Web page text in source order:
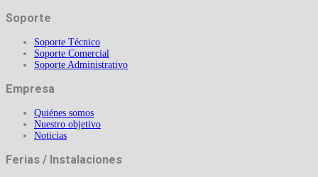
Soporte
Soporte Técnico
Soporte Comercial
Soporte Administrativo
Empresa
Quiénes somos
Nuestro objetivo
Noticias
Ferias / Instalaciones